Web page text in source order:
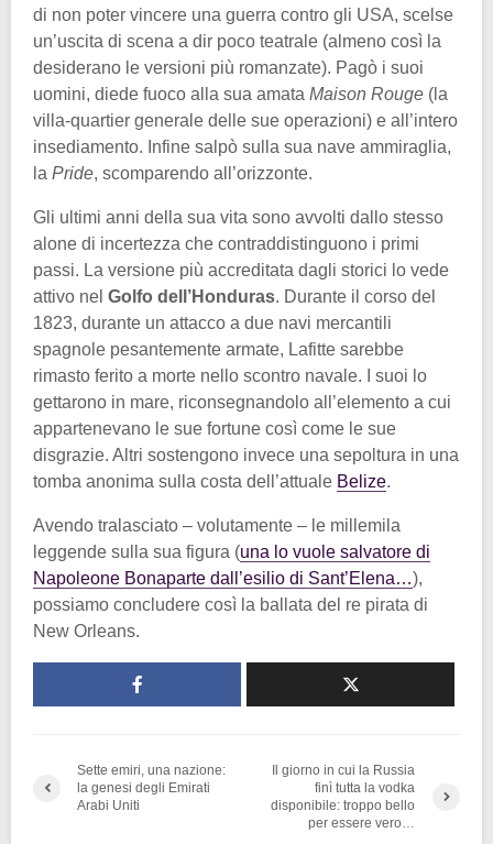
di non poter vincere una guerra contro gli USA, scelse
un’uscita di scena a dir poco teatrale (almeno così la
desiderano le versioni più romanzate). Pagò i suoi
uomini, diede fuoco alla sua amata Maison Rouge (la
villa-quartier generale delle sue operazioni) e all’intero
insediamento. Infine salpò sulla sua nave ammiraglia,
la Pride, scomparendo all’orizzonte.
Gli ultimi anni della sua vita sono avvolti dallo stesso
alone di incertezza che contraddistinguono i primi
passi. La versione più accreditata dagli storici lo vede
attivo nel Golfo dell’Honduras. Durante il corso del
1823, durante un attacco a due navi mercantili
spagnole pesantemente armate, Lafitte sarebbe
rimasto ferito a morte nello scontro navale. I suoi lo
gettarono in mare, riconsegnandolo all’elemento a cui
appartenevano le sue fortune così come le sue
disgrazie. Altri sostengono invece una sepoltura in una
tomba anonima sulla costa dell’attuale Belize.
Avendo tralasciato – volutamente – le millemila
leggende sulla sua figura (una lo vuole salvatore di
Napoleone Bonaparte dall’esilio di Sant’Elena…),
possiamo concludere così la ballata del re pirata di
New Orleans.
Sette emiri, una nazione:
la genesi degli Emirati
Arabi Uniti
Il giorno in cui la Russia
finì tutta la vodka
disponibile: troppo bello
per essere vero…